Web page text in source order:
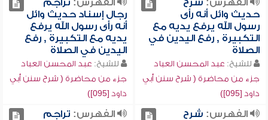
الفهرس: شرح
حديث وائل أنه رأى
رسول الله يرفع يديه مع
التكبيرة , رفع اليدين في
الصلاة
للشيخ: عبد المحسن العباد
جزء من محاضرة ( شرح سنن أبي
داود [095])
الفهرس: تراجم
رجال إسناد حديث وائل
أنه رأى رسول الله يرفع
يديه مع التكبيرة , رفع
اليدين في الصلاة
للشيخ: عبد المحسن العباد
جزء من محاضرة ( شرح سنن أبي
داود [095])
الفهرس: شرح
الفهرس: تراجم